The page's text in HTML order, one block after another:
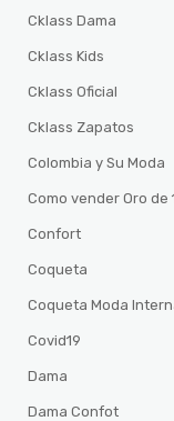
Cklass Dama
Cklass Kids
Cklass Oficial
Cklass Zapatos
Colombia y Su Moda
Como vender Oro de
Confort
Coqueta
Coqueta Moda
Covid19
Dama
Dama Confot